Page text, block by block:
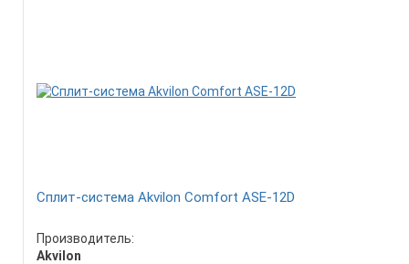
Сплит-система Akvilon Comfort ASE-12D
Производитель:
Akvilon